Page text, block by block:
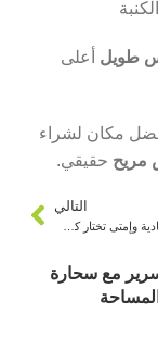
طويل أعلى
أفضل مكان لشراء
مريح حقيقي.
التالي
مع سحارة